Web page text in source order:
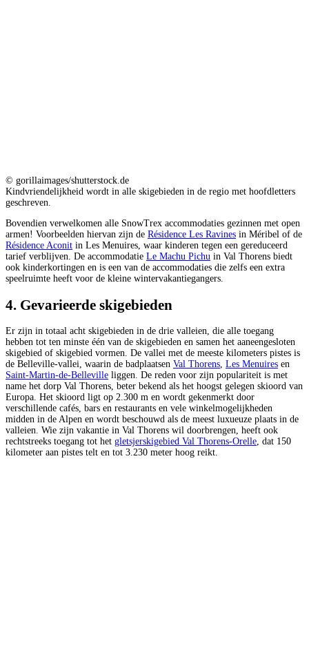
© gorillaimages/shutterstock.de
Kindvriendelijkheid wordt in alle skigebieden in de regio met hoofdletters
geschreven.
Bovendien verwelkomen alle SnowTrex accommodaties gezinnen met open
armen! Voorbeelden hiervan zijn de Résidence Les Ravines in Méribel of de
Résidence Aconit in Les Menuires, waar kinderen tegen een gereduceerd
tarief verblijven. De accommodatie Le Machu Pichu in Val Thorens biedt
ook kinderkortingen en is een van de accommodaties die zelfs een extra
speelruimte heeft voor de kleine wintervakantiegangers.
4. Gevarieerde skigebieden
Er zijn in totaal acht skigebieden in de drie valleien, die alle toegang
hebben tot ten minste één van de skigebieden en samen het aaneengesloten
skigebied of skigebied vormen. De vallei met de meeste kilometers pistes is
de Belleville-vallei, waarin de badplaatsen Val Thorens, Les Menuires en
Saint-Martin-de-Belleville liggen. De reden voor zijn populariteit is met
name het dorp Val Thorens, beter bekend als het hoogst gelegen skioord van
Europa. Het skioord ligt op 2.300 m en wordt gekenmerkt door
verschillende cafés, bars en restaurants en vele winkelmogelijkheden
midden in de Alpen en wordt beschouwd als de meest luxueuze plaats in de
valleien. Wie zijn vakantie in Val Thorens wil doorbrengen, heeft ook
rechtstreeks toegang tot het gletsjerskigebied Val Thorens-Orelle, dat 150
kilometer aan pistes telt en tot 3.230 meter hoog reikt.